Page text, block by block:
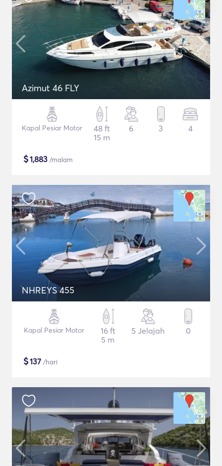
Azimut 46 FLY
Kapal Pesiar Motor
48 ft
15 m
6 3 4
$1,883 /malam
NHREYS 455
Kapal Pesiar Motor
16 ft
5 m
5 Jelajah 0
$137 /hari